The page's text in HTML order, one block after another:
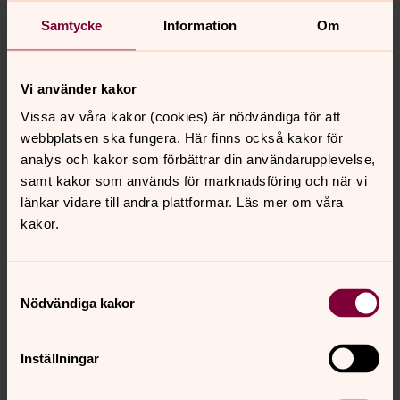
Samtycke Information Om
Vi använder kakor
Vissa av våra kakor (cookies) är nödvändiga för att
webbplatsen ska fungera. Här finns också kakor för
analys och kakor som förbättrar din användarupplevelse,
samt kakor som används för marknadsföring och när vi
länkar vidare till andra plattformar. Läs mer om våra
kakor.
Nödvändiga kakor
Inställningar
Läsrummet kan hyras för 1500 kr/dag. Tyvärr är det inte
lov att övernatta i Läsrummet men kan fint hyras för
undervisning eller som uppehållsrum vid ert besök.
Läsrummet har en egen ingång, WC och fullt utrustat
kök.
Vi önskar hyra Läsrummer
Gruppen önskar att delta i någon av kyrkans mässor,
andakter eller högmässor.
Vi önskar ta del av föredraget